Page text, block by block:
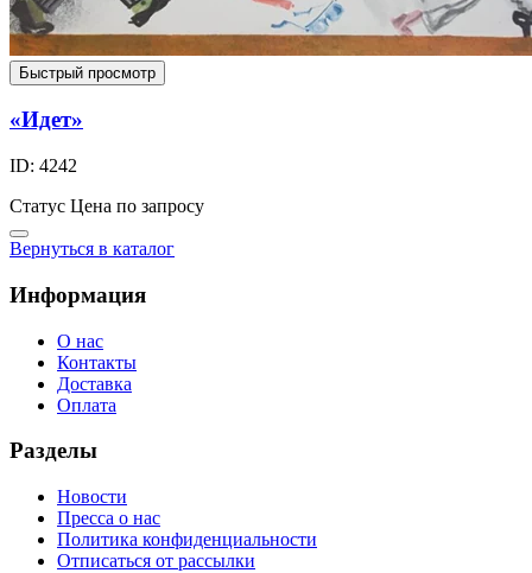
Быстрый просмотр
«Идет»
ID: 4242
Статус Цена по запросу
Вернуться в каталог
Информация
О нас
Контакты
Доставка
Оплата
Разделы
Новости
Пресса о нас
Политика конфиденциальности
Отписаться от рассылки